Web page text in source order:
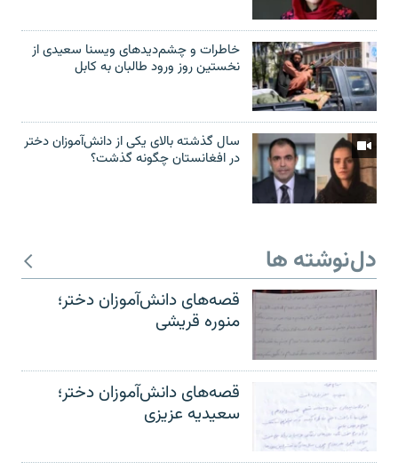
خاطرات و چشم‌دید‌های ویسنا سعیدی از
نخستین روز ورود طالبان به کابل
سال گذشته بالای یکی از دانش‌آموزان دختر
در افغانستان چگونه گذشت؟
دل‌نوشته ها
قصه‌های دانش‌آموزان دختر؛
منوره قریشی
قصه‌های دانش‌آموزان دختر؛
سعیدیه عزیزی